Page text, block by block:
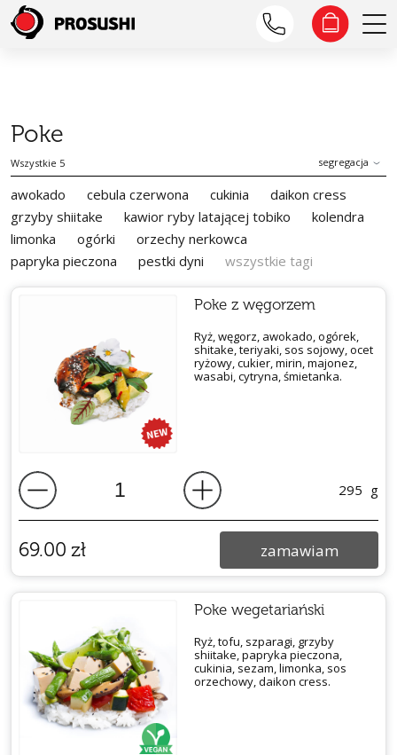
Poke
Wszystkie 5 segregacja
awokado cebula czerwona cukinia
daikon cress
grzyby shiitake
kawior ryby latającej tobiko
kolendra
limonka
ogórki
orzechy nerkowca
papryka pieczona
pestki dyni wszystkie tagi
Poke z węgorzem
Ryż, węgorz, awokado, ogórek,
shitake, teriyaki, sos sojowy, ocet
ryżowy, cukier, mirin, majonez,
wasabi, cytryna, śmietanka.
295 g
69.00 zł zamawiam
Poke wegetariański
Ryż, tofu, szparagi, grzyby
shiitake, papryka pieczona,
cukinia, sezam, limonka, sos
orzechowy, daikon cress.